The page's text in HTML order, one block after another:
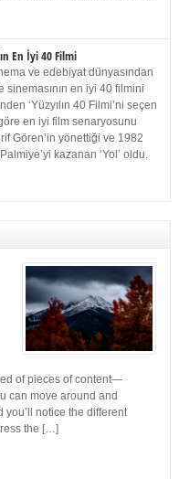
En İyi 40 Filmi
ve edebiyat dünyasından
en iyi 40 filmini
‘Yüzyılın 40 Filmi’ni seçen
en iyi film senaryosunu
Gören’in yönettiği ve 1982
kazanan ‘Yol’ oldu.
of pieces of content—
can move around and
notice the different
the […]